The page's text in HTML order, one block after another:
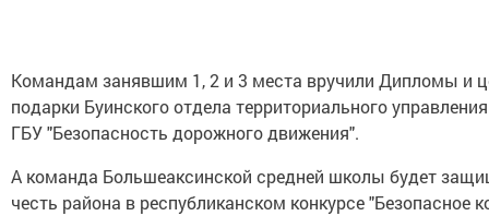
Командам занявшим 1, 2 и 3 места вручили Дипломы и
подарки Буинского отдела территориального
ГБУ "Безопасность дорожного движения".
А команда Большеаксинской средней школы будет
честь района в республиканском конкурсе "Безопасное